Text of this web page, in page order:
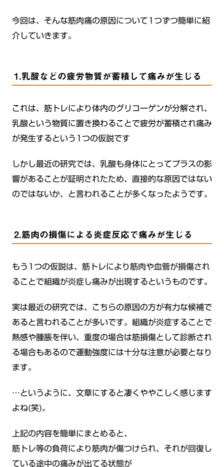
今回は、そんな筋肉痛の原因について1つずつ簡単に紹
介していきます。
1.乳酸などの疲労物質が蓄積して痛みが生じる
これは、筋トレにより体内のグリコーゲンが分解され、
乳酸という物質に置き換わることで疲労が蓄積され痛み
が発生するという1つの仮説です
しかし最近の研究では、乳酸も身体にとってプラスの影
響があることが証明されたため、直接的な原因ではない
のではないか、と言われることが多くなったようです。
2.筋肉の損傷による炎症反応で痛みが生じる
もう1つの仮説は、筋トレにより筋肉や血管が損傷され
ることで組織が炎症し痛みが出現するというものです。
実は最近の研究では、こちらの原因の方が有力な候補で
あると言われることが多いです。組織が炎症することで
熱感や腫脹を伴い、重度の場合は筋損傷として診断され
る場合もあるので運動強度には十分な注意が必要となり
ます。
…というように、文章にすると凄くややこしく感じます
よね(笑)。
上記の内容を簡単にまとめると、
筋トレ等の負荷により筋肉が傷つけられ、それが回復し
ている途中の痛みが出てる状態が